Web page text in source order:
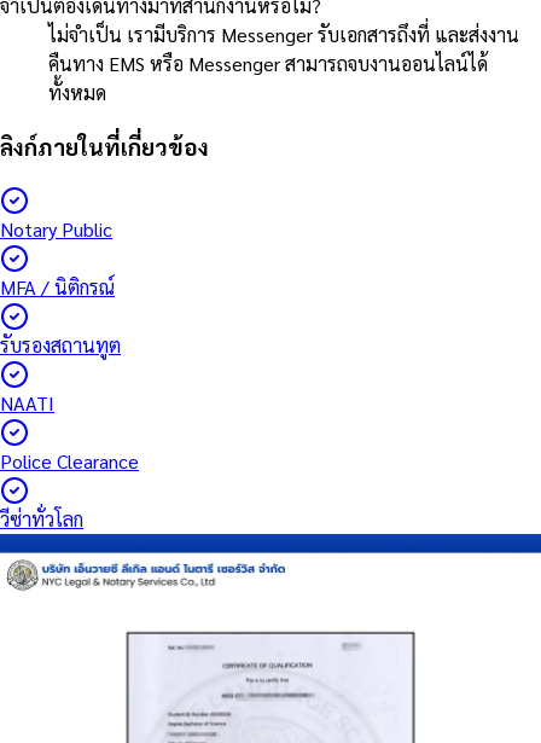
ไม่จำเป็น เรามีบริการ Messenger รับเอกสารถึงที่ และส่งงาน
คืนทาง EMS หรือ Messenger สามารถจบงานออนไลน์ได้
ทั้งหมด
ลิงก์ภายในที่เกี่ยวข้อง
Notary Public
MFA / นิติกรณ์
รับรองสถานทูต
NAATI
Police Clearance
วีซ่าทั่วโลก